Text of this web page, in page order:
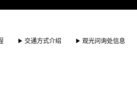
交通方式介绍
观光问询处信息